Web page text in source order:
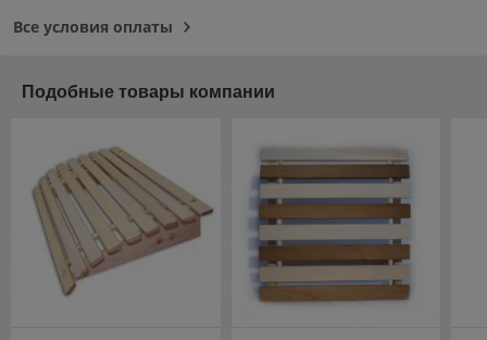
Все условия оплаты
Подобные товары компании